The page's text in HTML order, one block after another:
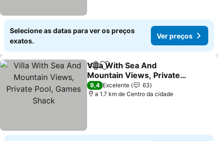
Selecione as datas para ver os preços
exatos.
Ver preços
PartilharAdicionar aos favoritos
Villa With Sea And
Mountain Views, Private
Pool, Games Shack
9,4 Excelente
63
a 1.7 km de Centro da cidade